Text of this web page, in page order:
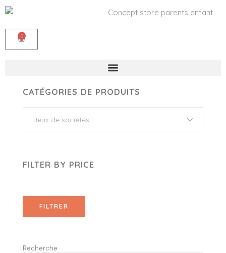
0
CATÉGORIES DE PRODUITS
FILTER BY PRICE
FILTRER
Recherche